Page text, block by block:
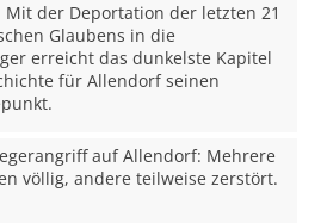
Mit der Deportation der letzten 21
Glaubens in die
erreicht das dunkelste Kapitel
für Allendorf seinen
auf Allendorf: Mehrere
völlig, andere teilweise zerstört.